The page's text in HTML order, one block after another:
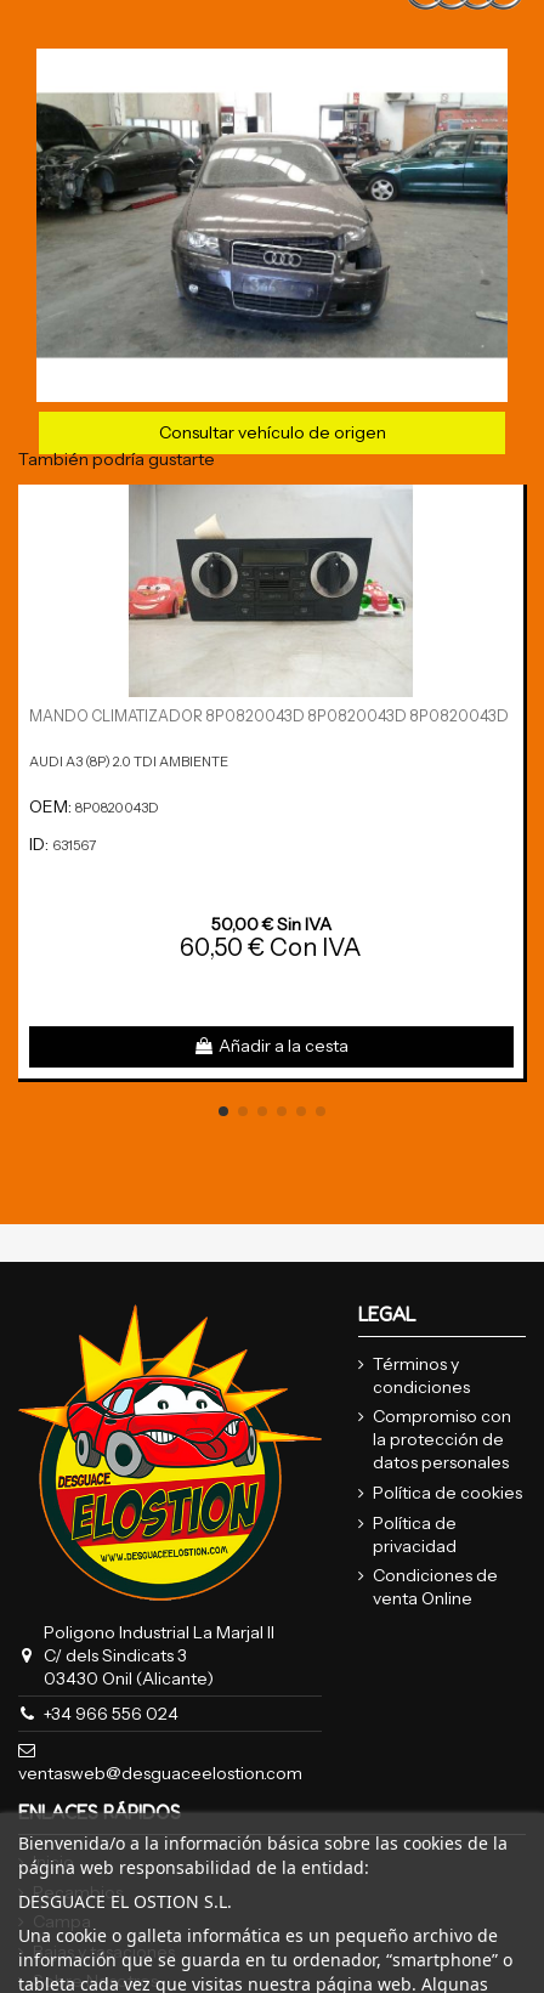
Consultar vehículo de origen
También podría gustarte
MANDO CLIMATIZADOR 8P0820043D 8P0820043D 8P0820043D
AUDI A3 (8P) 2.0 TDI AMBIENTE
OEM: 8P0820043D
ID: 631567
50,00 € Sin IVA
60,50 € Con IVA
Añadir a la cesta
Poligono Industrial La Marjal II
C/ dels Sindicats 3
03430 Onil (Alicante)
+34 966 556 024
ventasweb@desguaceelostion.com
LEGAL
Términos y
condiciones
Compromiso con
la protección de
datos personales
Política de cookies
Política de
privacidad
Condiciones de
venta Online
ENLACES RÁPIDOS
Inicio
Recambios
Bajas y tasaciones
Sobre Nosotros
Bienvenida/o a la información básica sobre las cookies de la
página web responsabilidad de la entidad:
DESGUACE EL OSTION S.L.
Una cookie o galleta informática es un pequeño archivo de
información que se guarda en tu ordenador, “smartphone” o
tableta cada vez que visitas nuestra página web. Algunas